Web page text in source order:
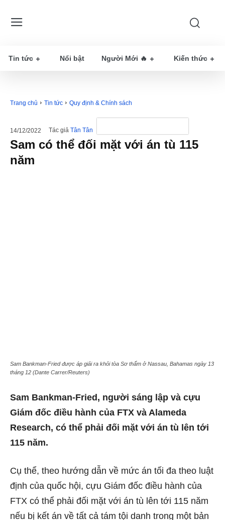
Tin tức Nổi bật Người Mới 🔥 Kiến thức
Trang chủ Tin tức Quy định & Chính sách
14/12/2022 Tác giả Tân Tân
Sam có thể đối mặt với án tù 115
năm
Sam Bankman-Fried được áp giải ra khỏi tòa Sơ thẩm ở Nassau, Bahamas ngày 13
tháng 12 (Dante Carrer/Reuters)
Sam Bankman-Fried, người sáng lập và cựu
Giám đốc điều hành của FTX và Alameda
Research, có thể phải đối mặt với án tù lên tới
115 năm.
Cụ thể, theo hướng dẫn về mức án tối đa theo luật
định của quốc hội, cựu Giám đốc điều hành của
FTX có thể phải đối mặt với án tù lên tới 115 năm
nếu bị kết án về tất cả tám tội danh trong một bản